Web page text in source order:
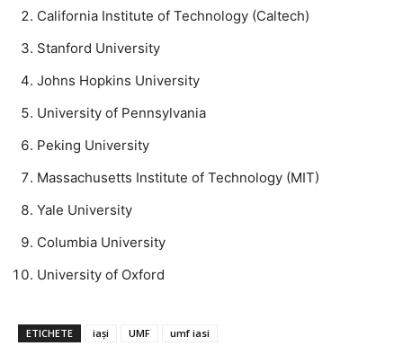
Utile
Contact
Emisiuni
Prelucrarea datelor cu caracter personal
California Institute of Technology (Caltech)
Stanford University
Johns Hopkins University
University of Pennsylvania
Peking University
Massachusetts Institute of Technology (MIT)
Yale University
Columbia University
University of Oxford
ETICHETE iași UMF umf iasi